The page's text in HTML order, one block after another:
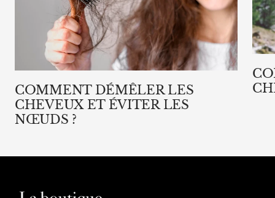
COMMENT DÉMÊLER LES
CHEVEUX ET ÉVITER LES
NŒUDS ?